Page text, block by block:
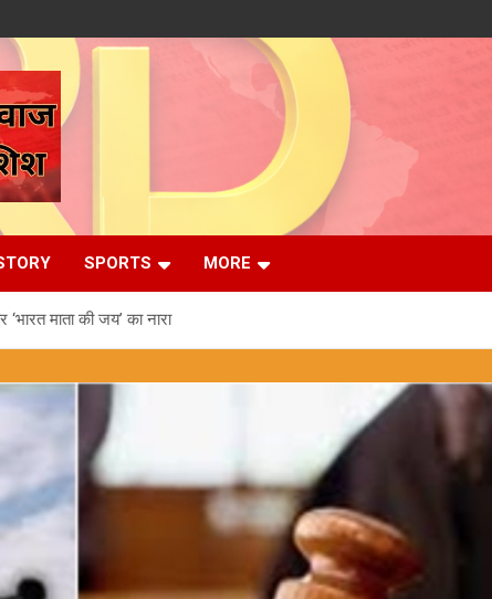
SPORTS MORE
माता की जय’ का नारा